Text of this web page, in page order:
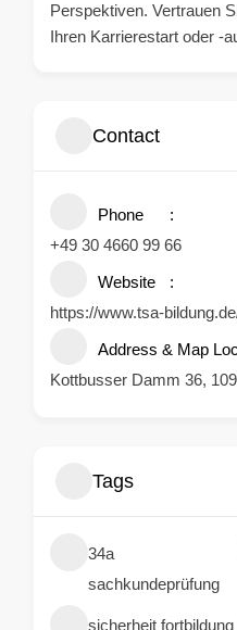
Perspektiven. Vertrauen
Ihren Karrierestart oder -
Contact
Phone
+49 30 4660 99 66
Website
https://www.tsa-
Address & Map
Kottbusser Damm 36,
Tags
34a
sachkundeprüfung
sicherheit fortbildung